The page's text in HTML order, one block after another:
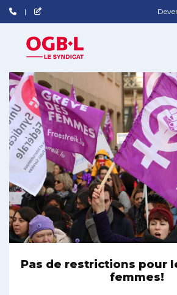
Pas de restrictions pour
femmes!